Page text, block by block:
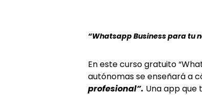
“Whatsapp Business para tu
En este curso gratuito
autónomas se enseñará a
profesional”. Una app que